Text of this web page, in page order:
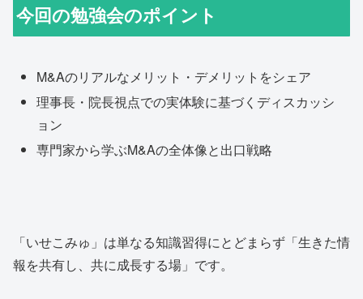
今回の勉強会のポイント
M&Aのリアルなメリット・デメリットをシェア
理事長・院長視点での実体験に基づくディスカッシ
ョン
専門家から学ぶM&Aの全体像と出口戦略
「いせこみゅ」は単なる知識習得にとどまらず「生きた情
報を共有し、共に成長する場」です。